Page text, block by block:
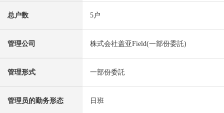
总户数 5户
管理公司 株式会社盖亚Field(一部份委託)
管理形式 一部份委託
管理员的勤务形态 日班